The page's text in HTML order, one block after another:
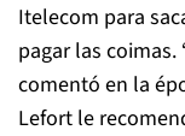
Itelecom para
pagar las
comentó en la
Lefort le